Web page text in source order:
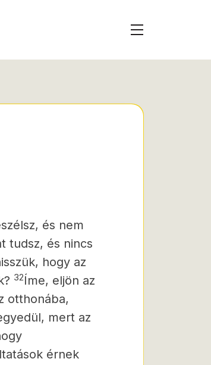
és nem
tudsz, és nincs
hogy az
32Íme, eljön az
otthonába,
mert az
érnek